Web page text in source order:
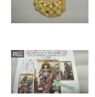
雑記